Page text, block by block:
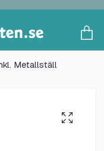
Metallställ